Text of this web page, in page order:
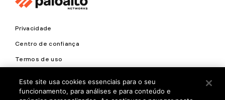
Privacidade
Centro de confiança
Termos de uso
Copyright © 2026 Palo Alto Networks. Todos os direitos
Este site usa cookies essenciais para o seu
funcionamento, para análises e para conteúdo e